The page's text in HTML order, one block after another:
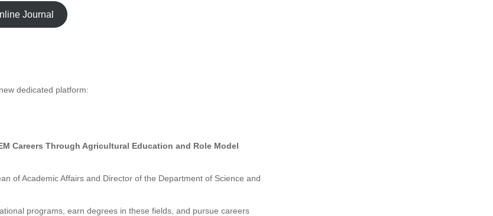
Journal
dedicated platform:
Careers Through Agricultural Education and Role Model
of Academic Affairs and Director of the Department of Science and
programs, earn degrees in these fields, and pursue careers